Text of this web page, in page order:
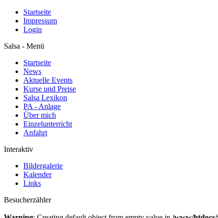
Startseite
Impressum
Login
Salsa - Menü
Startseite
News
Aktuelle Events
Kurse und Preise
Salsa Lexikon
PA - Anlage
Über mich
Einzelunterricht
Anfahrt
Interaktiv
Bildergalerie
Kalender
Links
Besucherzähler